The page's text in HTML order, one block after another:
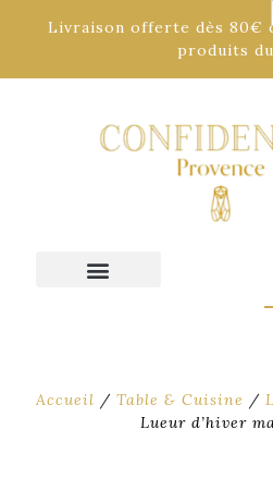
Accueil / Table & Cuisine /
Lueur d’hiver
Livraison offerte dès 80€
produits